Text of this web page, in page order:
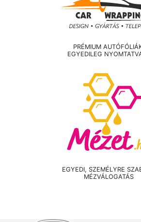
PRÉMIUM
EGYEDILEG
EGYEDI, SZEMÉLYRE
MÉZVÁLOGATÁS